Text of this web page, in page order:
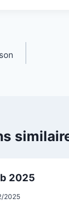
2025
2025